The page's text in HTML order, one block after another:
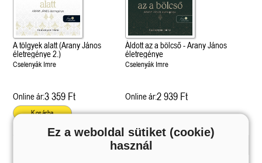
A tölgyek alatt (Arany János
életregénye 2.)
Cselenyák Imre
Online ár:3 359 Ft
Kosárba
Áldott az a bölcső - Arany János
életregénye
Cselenyák Imre
Online ár:2 939 Ft
Ez a weboldal sütiket (cookie)
használ